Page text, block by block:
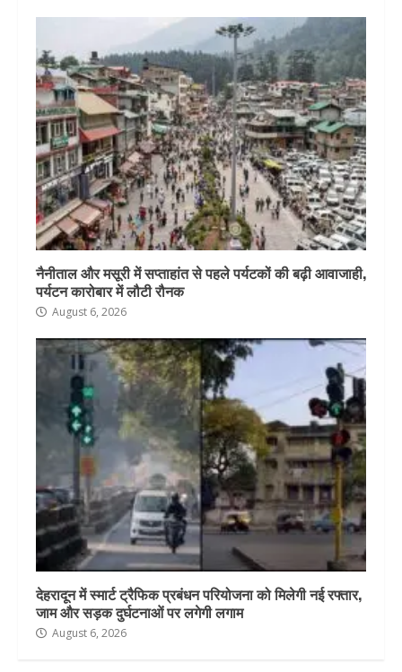
नैनीताल और मसूरी में सप्ताहांत से पहले पर्यटकों की बढ़ी आवाजाही,
पर्यटन कारोबार में लौटी रौनक
August 6, 2026
देहरादून में स्मार्ट ट्रैफिक प्रबंधन परियोजना को मिलेगी नई रफ्तार,
जाम और सड़क दुर्घटनाओं पर लगेगी लगाम
August 6, 2026